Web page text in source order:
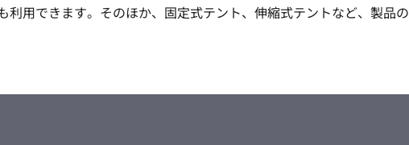
利用できます。そのほか、固定式テント、伸縮式テントなど、製品の